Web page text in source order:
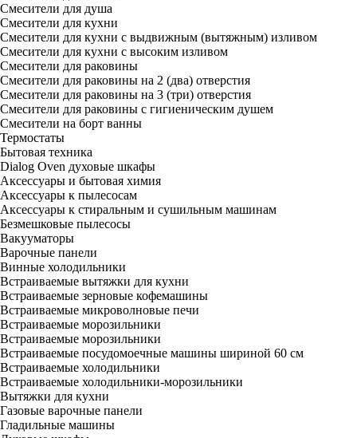
Смесители для душа
Смесители для кухни
Смесители для кухни с выдвижным (вытяжным) изливом
Смесители для кухни с высоким изливом
Смесители для раковины
Смесители для раковины на 2 (два) отверстия
Смесители для раковины на 3 (три) отверстия
Смесители для раковины с гигиеническим душем
Смесители на борт ванны
Термостаты
Бытовая техника
Dialog Oven духовые шкафы
Аксессуары и бытовая химия
Аксессуары к пылесосам
Аксессуары к стиральным и сушильным машинам
Безмешковые пылесосы
Вакууматоры
Варочные панели
Винные холодильники
Встраиваемые вытяжки для кухни
Встраиваемые зерновые кофемашины
Встраиваемые микроволновые печи
Встраиваемые морозильники
Встраиваемые морозильники
Встраиваемые посудомоечные машины шириной 60 см
Встраиваемые холодильники
Встраиваемые холодильники-морозильники
Вытяжки для кухни
Газовые варочные панели
Гладильные машины